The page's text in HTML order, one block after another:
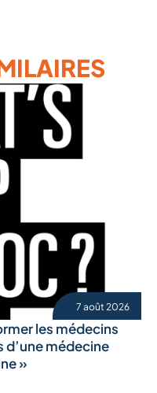
7 août 2026
les médecins
d’une médecine
»